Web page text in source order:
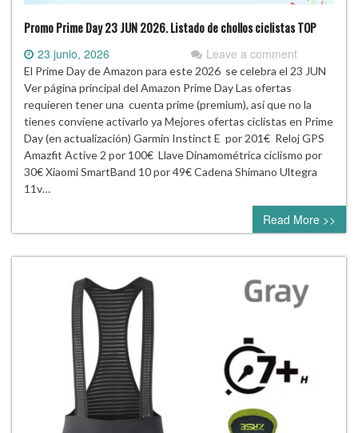
Promo Prime Day 23 JUN 2026. Listado de chollos ciclistas TOP
23 junio, 2026 Leave a comment
El Prime Day de Amazon para este 2026 se celebra el 23 JUN
Ver página principal del Amazon Prime Day Las ofertas
requieren tener una cuenta prime (premium), así que no la
tienes conviene activarlo ya Mejores ofertas ciclistas en Prime
Day (en actualización) Garmin Instinct E por 201€ Reloj GPS
Amazfit Active 2 por 100€ Llave Dinamométrica ciclismo por
30€ Xiaomi SmartBand 10 por 49€ Cadena Shimano Ultegra
11v…
Read More >>